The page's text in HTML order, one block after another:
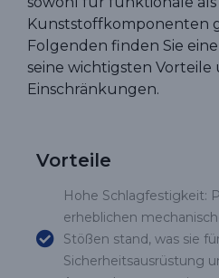
Kunststoffkomponenten
Folgenden finden Sie
seine wichtigsten Vorteile
Einschränkungen.
Vorteile
Hohe Schlagfestigkeit:
erheblichen
Stößen stand, was sie
Sicherheitsausrüstung